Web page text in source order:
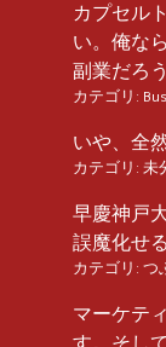
カプセル
い。俺な
副業だろ
カテゴリ:
いや、全
カテゴリ: 未
早慶神戸
誤魔化せ
カテゴリ: つ
マーケテ